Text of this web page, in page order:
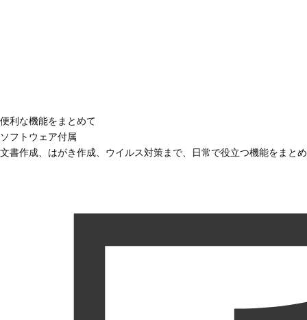
便利な機能をまとめて
ソフトウェア付属
文書作成、はがき作成、ウイルス対策まで、日常で役立つ機能をまと